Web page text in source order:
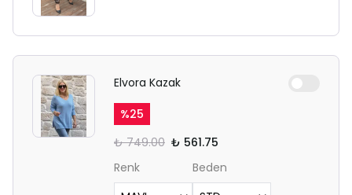
Elvora Kazak
%25
₺ 749.00 ₺ 561.75
Renk
Beden